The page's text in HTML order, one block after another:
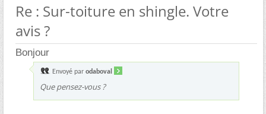
Re : Sur-toiture en shingle. Votre
avis ?
Bonjour
Envoyé par odaboval
Que pensez-vous ?